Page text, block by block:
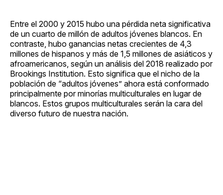
Entre el 2000 y 2015 hubo una pérdida neta significativa
de un cuarto de millón de adultos jóvenes blancos. En
contraste, hubo ganancias netas crecientes de 4,3
millones de hispanos y más de 1,5 millones de asiáticos y
afroamericanos, según un análisis del 2018 realizado por
Brookings Institution. Esto significa que el nicho de la
población de “adultos jóvenes” ahora está conformado
principalmente por minorías multiculturales en lugar de
blancos. Estos grupos multiculturales serán la cara del
diverso futuro de nuestra nación.